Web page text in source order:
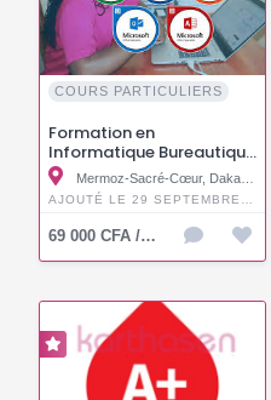
COURS PARTICULIERS
Formation en
Informatique Bureautique
Mermoz-Sacré-Cœur, Dakar, Dakar, Sénégal
69 000 CFA / KMF